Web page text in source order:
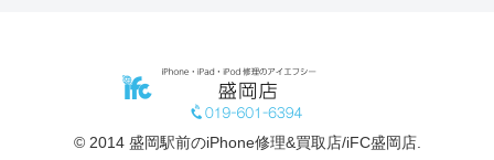
© 2014 盛岡駅前のiPhone修理&買取店/iFC盛岡店.